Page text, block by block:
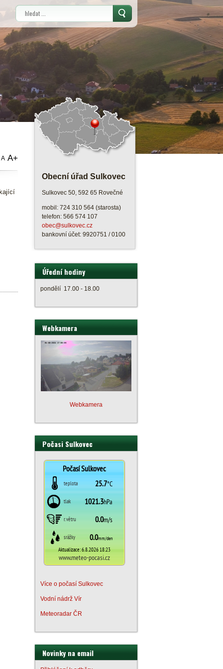
Vyhledávání
A A+
Obecní úřad Sulkovec
Sulkovec 50, 592 65 Rovečné
mobil: 724 310 564 (starosta)
telefon: 566 574 107
obec@sulkovec.cz
bankovní účet: 9920751 / 0100
Úřední hodiny
pondělí 17.00 - 18.00
Webkamera
Webkamera
Počasi Sulkovec
Více o počasí Sulkovec
Vodní nádrž Vír
Meteoradar ČR
Novinky na email